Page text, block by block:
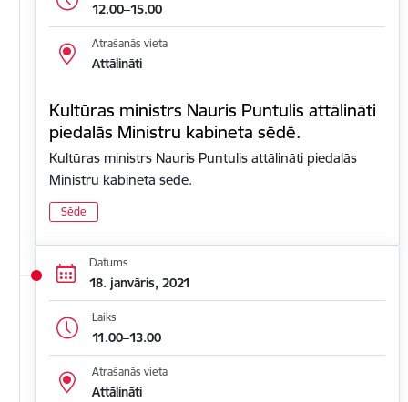
12.00–15.00
Atrašanās vieta
Attālināti
Kultūras ministrs Nauris Puntulis attālināti
piedalās Ministru kabineta sēdē.
Kultūras ministrs Nauris Puntulis attālināti piedalās
Ministru kabineta sēdē.
Sēde
Datums
18. janvāris, 2021
Laiks
11.00–13.00
Atrašanās vieta
Attālināti